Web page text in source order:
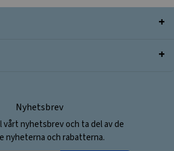
Nyhetsbrev
vårt nyhetsbrev och ta del av de
nyheterna och rabatterna.